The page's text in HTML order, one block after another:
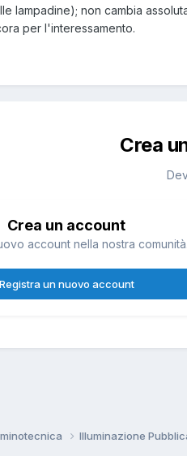
lampadine); non cambia
per l'interessamento.
Crea
Crea un account
account nella nostra
Registra un nuovo account
Illuminazione